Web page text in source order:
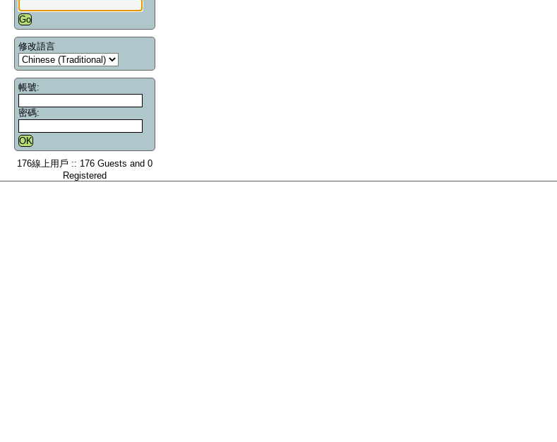
修改語言
帳號:
密碼:
176線上用戶 :: 176 Guests and 0
Registered